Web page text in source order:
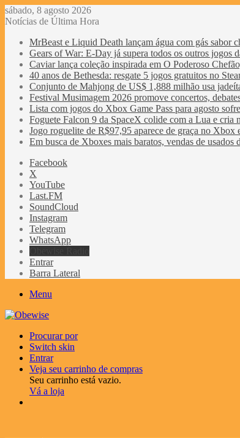
sábado, 8 agosto 2026
Notícias de Última Hora
MrBeast e Liquid Death lançam água com gás sabor
Gears of War: E-Day já supera todos os outros jogos
Caviar lança coleção inspirada em O Poderoso
40 anos de Bethesda: resgate 5 jogos gratuitos no
Conjunto de Mahjong de US$ 1,888 milhão usa
Festival Musimagem 2026 promove concertos,
Lista com jogos do Xbox Game Pass para agosto
Foguete Falcon 9 da SpaceX colide com a Lua e cria
Jogo roguelite de R$97,95 aparece de graça no Xbox
Em busca de Xboxes mais baratos, vendas de usados
Facebook
X
YouTube
Last.FM
SoundCloud
Instagram
Telegram
WhatsApp
Entrar
Barra Lateral
Menu
Procurar por
Switch skin
Entrar
Veja seu carrinho de compras
Seu carrinho está vazio.
Vá a loja